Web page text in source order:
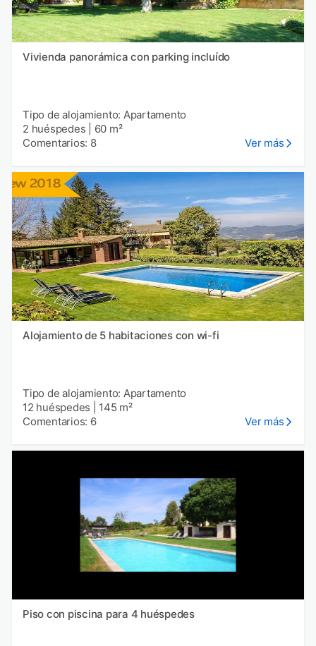
Vivienda panorámica con parking incluído
Tipo de alojamiento: Apartamento
2 huéspedes
60 m²
Comentarios: 8
Ver más
Alojamiento de 5 habitaciones con wi-fi
Tipo de alojamiento: Apartamento
12 huéspedes
145 m²
Comentarios: 6
Ver más
Piso con piscina para 4 huéspedes